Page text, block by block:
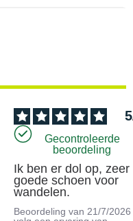
5
Gecontroleerde
beoordeling
Ik ben er dol op, zeer
goede schoen voor
wandelen.
Beoordeling van 21/7/2026